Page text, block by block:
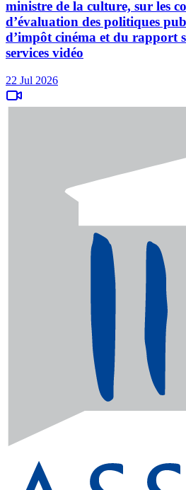
ministre de la culture, sur les
d’évaluation des politiques
d’impôt cinéma et du rapport
services vidéo
22 Jul 2026